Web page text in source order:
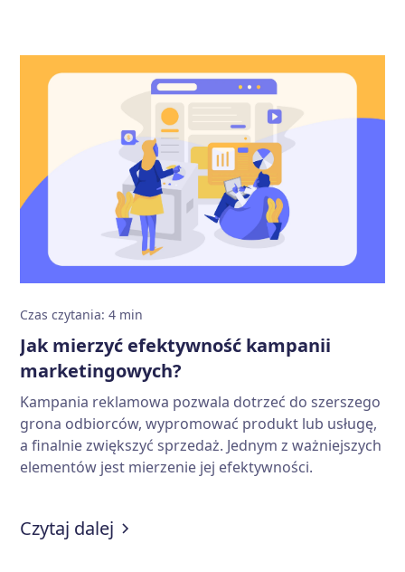
Czas czytania:4 min
Jak mierzyć efektywność kampanii
marketingowych?
Kampania reklamowa pozwala dotrzeć do szerszego
grona odbiorców, wypromować produkt lub usługę,
a finalnie zwiększyć sprzedaż. Jednym z ważniejszych
elementów jest mierzenie jej efektywności.
Czytaj dalej :Jak mierzyć efektywność